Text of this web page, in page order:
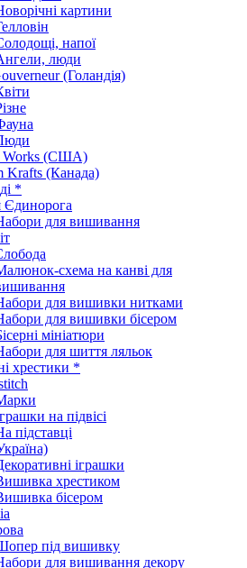
картини
напої
люди
(Голандія)
Works (США)
Krafts (Канада)
*
Єдинорога
для вишивання
схема на канві для
для вишивки нитками
для вишивки бісером
мініатюри
для шиття ляльок
хрестики *
на підвісі
підставці
іграшки
хрестиком
бісером
під вишивку
для вишивання декору